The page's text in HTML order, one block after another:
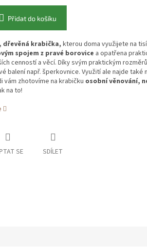
Přidat do košíku
dřevěná krabička,kterou doma využijete na
spojem z pravé borovice a opatřena
cenností a věcí. Díky svým praktickým
balení např. šperkovnice. Využití ale najde také
vám zhotovíme na krabičku osobní věnování,
na to!
SE SDÍLET